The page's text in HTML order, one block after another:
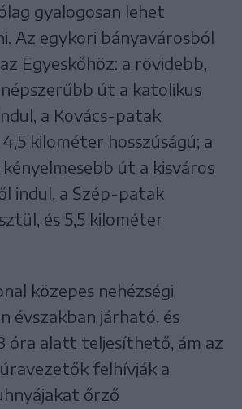
gyalogosan lehet
Az egykori bányavárosból
Egyeskőhöz: a rövidebb,
út a katolikus
a Kovács-patak
kilométer hosszúságú; a
kényelmesebb út a kisváros
indul, a Szép-patak
és 5,5 kilométer
közepes nehézségi
évszakban járható, és
óra alatt teljesíthető, ám az
felhívják a
őrző